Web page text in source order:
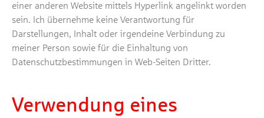
einer anderen Website mittels Hyperlink angelinkt worden
sein. Ich übernehme keine Verantwortung für
Darstellungen, Inhalt oder irgendeine Verbindung zu
meiner Person sowie für die Einhaltung von
Datenschutzbestimmungen in Web-Seiten Dritter.
Verwendung eines